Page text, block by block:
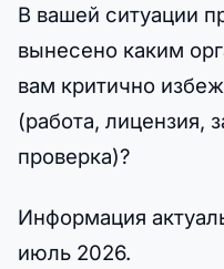
В вашей ситуации
вынесено каким
вам критично
(работа, лицензия,
проверка)?
Информация
июль 2026.